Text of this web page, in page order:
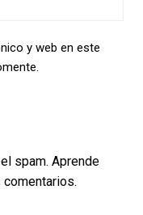
y web en este
spam. Aprende